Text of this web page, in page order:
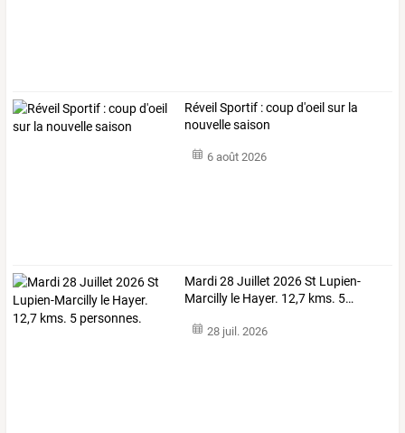
Réveil Sportif : coup d'oeil sur la
nouvelle saison
6 août 2026
Mardi28 Juillet 2026St Lupien-
Marcilly le Hayer. 12,7 kms. 5…
28 juil. 2026